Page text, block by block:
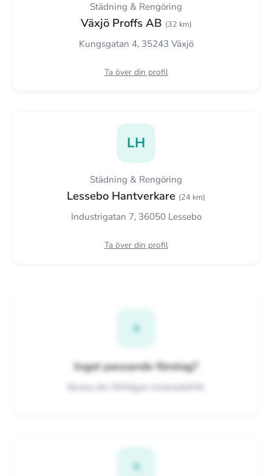
Städning & Rengöring
Växjö Proffs AB (32 km)
Kungsgatan 4, 35243 Växjö
Ta över din profil
LH
Städning & Rengöring
Lessebo Hantverkare (24 km)
Industrigatan 7, 36050 Lessebo
Ta över din profil
+
Inget passande företag?
Skicka din förfrågan kostnadsfritt.
+